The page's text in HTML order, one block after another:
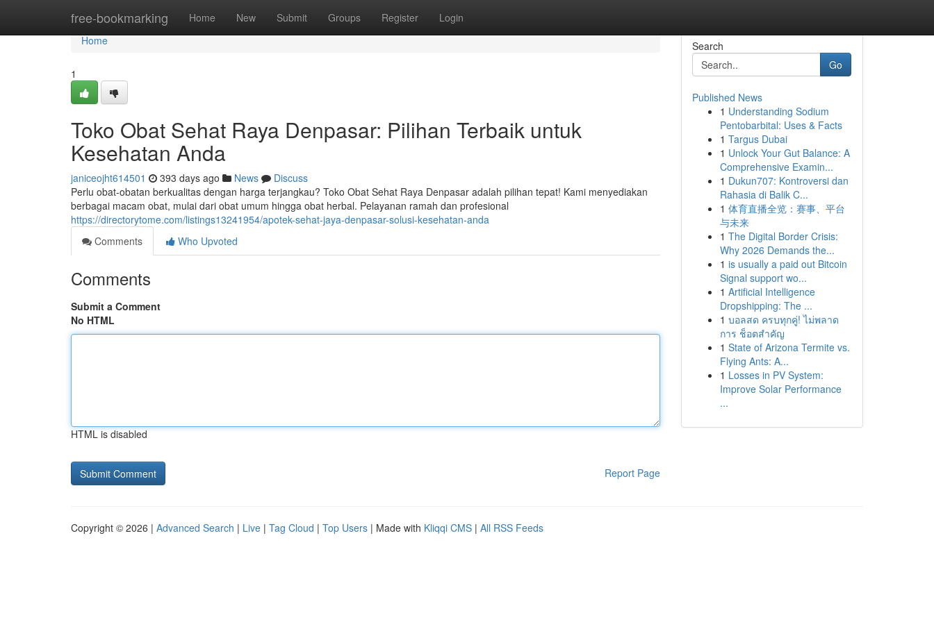
free-bookmarking Home New Submit Groups Register Login
Home
Home
1
Toko Obat Sehat Raya Denpasar: Pilihan Terbaik untuk
Kesehatan Anda
janiceojht614501 393 days ago News
Discuss
Perlu obat-obatan berkualitas dengan harga terjangkau? Toko Obat Sehat Raya Denpasar adalah pilihan tepat! Kami menyediakan
berbagai macam obat, mulai dari obat umum hingga obat herbal. Pelayanan ramah dan profesional
https://directorytome.com/listings13241954/apotek-sehat-jaya-denpasar-solusi-kesehatan-anda
Comments
Who Upvoted
Comments
Submit a Comment
No HTML
HTML is disabled
Report Page
Search
Go
Published News
1 Understanding Sodium
Pentobarbital: Uses & Facts
1 Targus Dubai
1 Unlock Your Gut Balance: A
Comprehensive Examin...
1 Dukun707: Kontroversi dan
Rahasia di Balik C...
1 体育直播全览：赛事、平台
与未来
1 The Digital Border Crisis:
Why 2026 Demands the...
1 is usually a paid out Bitcoin
Signal support wo...
1 Artificial Intelligence
Dropshipping: The ...
1 บอลสด ครบทุกคู่! ไม่พลาด
การ ช็อตสำคัญ
1 State of Arizona Termite vs.
Flying Ants: A...
1 Losses in PV System:
Improve Solar Performance
...
Copyright © 2026 | Advanced Search | Live | Tag Cloud | Top Users | Made with Kliqqi CMS | All RSS Feeds